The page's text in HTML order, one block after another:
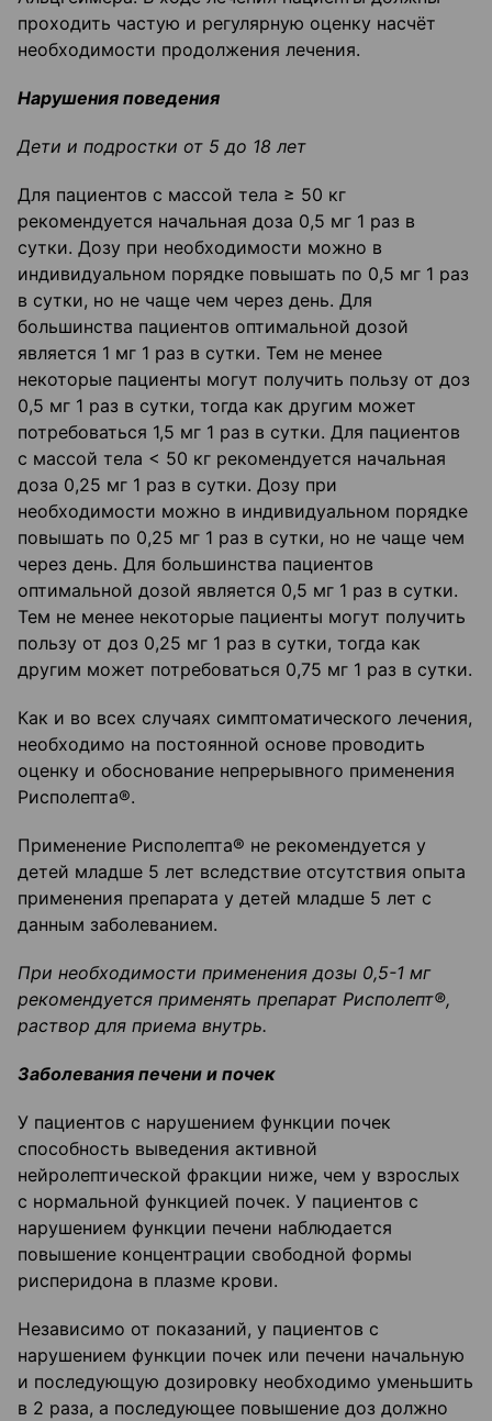
проходить частую и регулярную оценку насчёт
необходимости продолжения лечения.
Нарушения поведения
Дети и подростки от 5 до 18 лет
Для пациентов с массой тела ≥ 50 кг
рекомендуется начальная доза 0,5 мг 1 раз в
сутки. Дозу при необходимости можно в
индивидуальном порядке повышать по 0,5 мг 1 раз
в сутки, но не чаще чем через день. Для
большинства пациентов оптимальной дозой
является 1 мг 1 раз в сутки. Тем не менее
некоторые пациенты могут получить пользу от доз
0,5 мг 1 раз в сутки, тогда как другим может
потребоваться 1,5 мг 1 раз в сутки. Для пациентов
с массой тела < 50 кг рекомендуется начальная
доза 0,25 мг 1 раз в сутки. Дозу при
необходимости можно в индивидуальном порядке
повышать по 0,25 мг 1 раз в сутки, но не чаще чем
через день. Для большинства пациентов
оптимальной дозой является 0,5 мг 1 раз в сутки.
Тем не менее некоторые пациенты могут получить
пользу от доз 0,25 мг 1 раз в сутки, тогда как
другим может потребоваться 0,75 мг 1 раз в сутки.
Как и во всех случаях симптоматического лечения,
необходимо на постоянной основе проводить
оценку и обоснование непрерывного применения
Рисполепта®.
Применение Рисполепта® не рекомендуется у
детей младше 5 лет вследствие отсутствия опыта
применения препарата у детей младше 5 лет с
данным заболеванием.
При необходимости применения дозы 0,5-1 мг
рекомендуется применять препарат Рисполепт®,
раствор для приема внутрь.
Заболевания печени и почек
У пациентов с нарушением функции почек
способность выведения активной
нейролептической фракции ниже, чем у взрослых
с нормальной функцией почек. У пациентов с
нарушением функции печени наблюдается
повышение концентрации свободной формы
рисперидона в плазме крови.
Независимо от показаний, у пациентов с
нарушением функции почек или печени начальную
и последующую дозировку необходимо уменьшить
в 2 раза, а последующее повышение доз должно